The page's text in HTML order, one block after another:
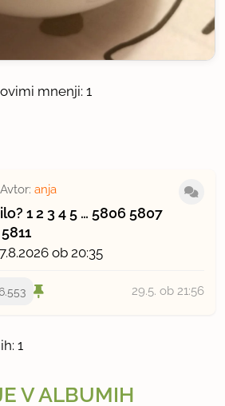
mnenji: 1
Avtor: anja
1 2 3 4 5 … 5806 5807
5811
7.8.2026 ob 20:35
29.5. ob 21:56
1
V ALBUMIH